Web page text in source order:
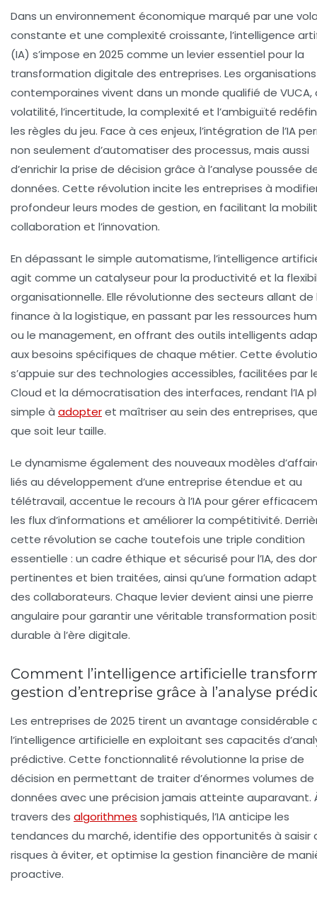
Dans un environnement économique marqué par une
constante et une complexité croissante, l’intelligence
(IA) s’impose en 2025 comme un levier essentiel pour la
transformation digitale des entreprises. Les organisations
contemporaines vivent dans un monde qualifié de VUCA,
volatilité, l’incertitude, la complexité et l’ambiguïté
les règles du jeu. Face à ces enjeux, l’intégration de l’IA
non seulement d’automatiser des processus, mais aussi
d’enrichir la prise de décision grâce à l’analyse poussée
données. Cette révolution incite les entreprises à
profondeur leurs modes de gestion, en facilitant la
collaboration et l’innovation.
En dépassant le simple automatisme, l’intelligence
agit comme un catalyseur pour la productivité et la
organisationnelle. Elle révolutionne des secteurs allant de
finance à la logistique, en passant par les ressources
ou le management, en offrant des outils intelligents
aux besoins spécifiques de chaque métier. Cette
s’appuie sur des technologies accessibles, facilitées par
Cloud et la démocratisation des interfaces, rendant l’IA
simple à adopteret maîtriser au sein des entreprises,
que soit leur taille.
Le dynamisme également des nouveaux modèles
liés au développement d’une entreprise étendue et au
télétravail, accentue le recours à l’IA pour gérer
les flux d’informations et améliorer la compétitivité.
cette révolution se cache toutefois une triple condition
essentielle : un cadre éthique et sécurisé pour l’IA, des
pertinentes et bien traitées, ainsi qu’une formation
des collaborateurs. Chaque levier devient ainsi une pierre
angulaire pour garantir une véritable transformation
durable à l’ère digitale.
Comment l’intelligence artificielle
gestion d’entreprise grâce à l’analyse
Les entreprises de 2025 tirent un avantage considérable
l’intelligence artificielle en exploitant ses capacités
prédictive. Cette fonctionnalité révolutionne la prise de
décision en permettant de traiter d’énormes volumes de
données avec une précision jamais atteinte auparavant.
travers des algorithmes sophistiqués, l’IA anticipe les
tendances du marché, identifie des opportunités à saisir
risques à éviter, et optimise la gestion financière de
proactive.